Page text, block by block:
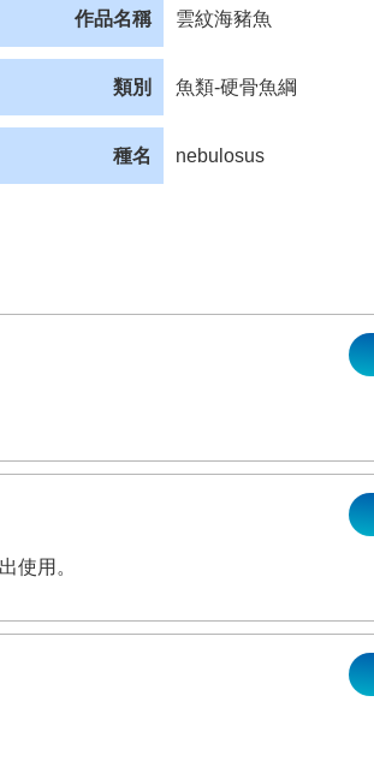
作品名稱 雲紋海豬魚
類別 魚類-硬骨魚綱
種名 nebulosus
使用。